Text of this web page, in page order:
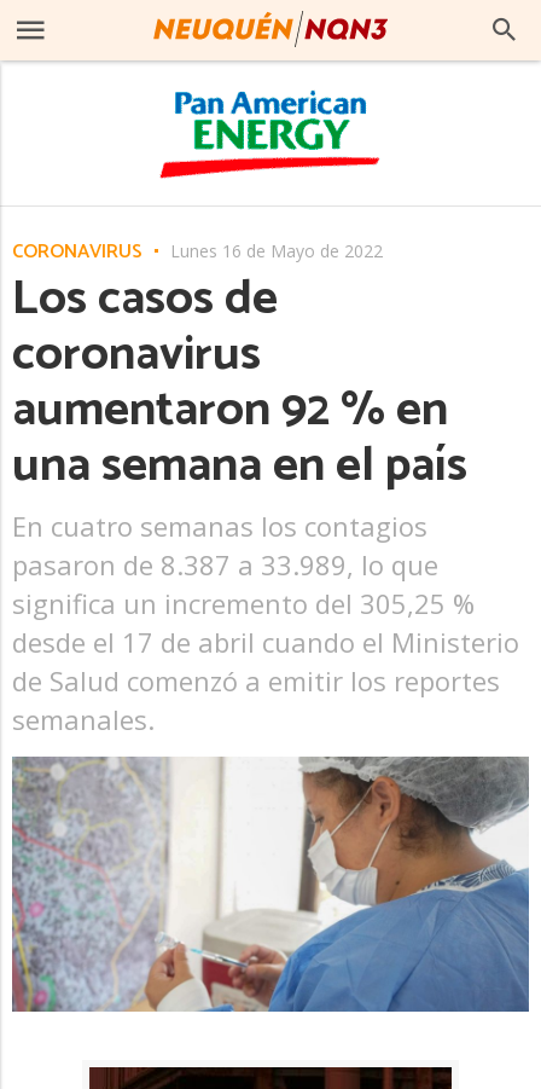
CORONAVIRUS Lunes 16 de Mayo de 2022
Los casos de
coronavirus
aumentaron 92 % en
una semana en el país
En cuatro semanas los contagios
pasaron de 8.387 a 33.989, lo que
significa un incremento del 305,25 %
desde el 17 de abril cuando el Ministerio
de Salud comenzó a emitir los reportes
semanales.